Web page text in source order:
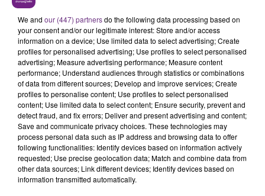
Dans les Ardennes :
> l'accueil des élèves est assuré et les cours sont
maintenus dans le respect des préconisations d'usage en
cas de fortes chaleurs
Concernant les différents centres d'examen, devant
accueillir des épreuves du baccalauréat à partir de lundi,
le Rectorat s’est assuré que les conditions matérielles
restaient favorables à l'organisation des examens (salles
non exposées au soleil, eau à disposition, ventilation
We and our (447) partnersdo the following data processing based on
your consent and/or our legitimate interest: Store and/or access
information on a device; Use limited data to select advertising; Create
profiles for personalised advertising; Use profiles to select personalised
advertising; Measure advertising performance; Measure content
performance; Understand audiences through statistics or combinations
of data from different sources; Develop and improve services; Create
profiles to personalise content; Use profiles to select personalised
content; Use limited data to select content; Ensure security, prevent and
detect fraud, and fix errors; Deliver and present advertising and content;
Save and communicate privacy choices. These technologies may
process personal data such as IP address and browsing data to offer
following functionalities: Identify devices based on information actively
requested; Use precise geolocation data; Match and combine data from
other data sources; Link different devices; Identify devices based on
information transmitted automatically.